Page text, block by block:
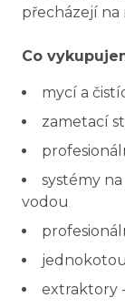
přecházejí na
Co
mycí a
zametací
systémy
vodou
extraktory